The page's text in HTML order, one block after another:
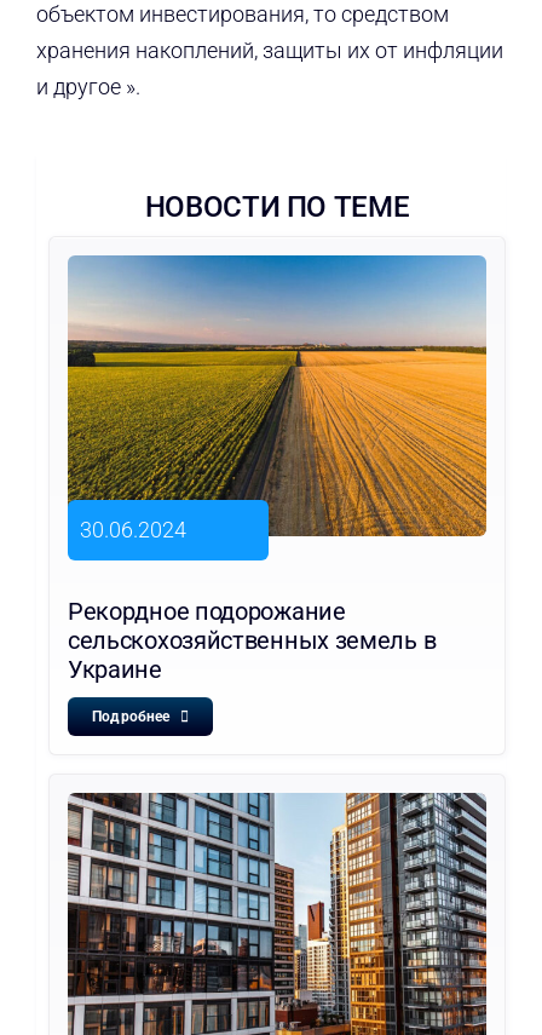
объектом инвестирования, то средством
хранения накоплений, защиты их от инфляции
и другое ».
НОВОСТИ ПО ТЕМЕ
30.06.2024
Рекордное подорожание
сельскохозяйственных земель в
Украине
Подробнее